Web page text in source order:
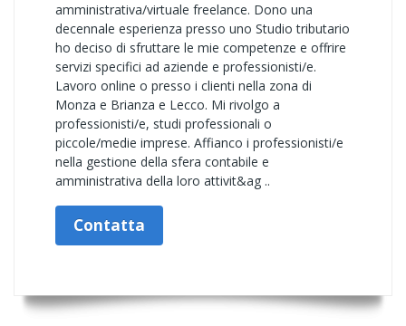
amministrativa/virtuale freelance. Dono una
decennale esperienza presso uno Studio tributario
ho deciso di sfruttare le mie competenze e offrire
servizi specifici ad aziende e professionisti/e.
Lavoro online o presso i clienti nella zona di
Monza e Brianza e Lecco. Mi rivolgo a
professionisti/e, studi professionali o
piccole/medie imprese. Affianco i professionisti/e
nella gestione della sfera contabile e
amministrativa della loro attivit&ag ..
Contatta